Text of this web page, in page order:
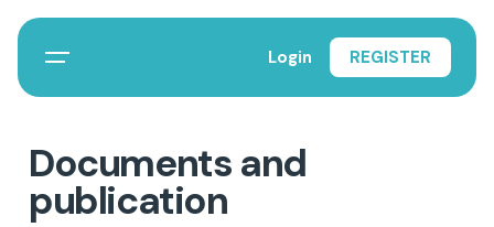
Login REGISTER
Documents and
publication